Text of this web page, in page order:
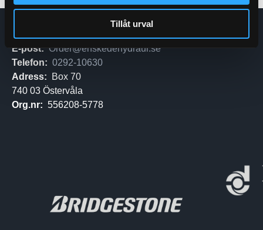
Tillåt urval
E-post: Order@enskedehydraul.se
Telefon: 0292-10630
Adress:
Box 70
740 03 Östervåla
Org.nr: 556208-5778